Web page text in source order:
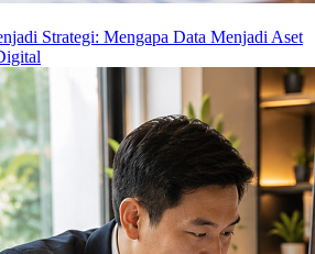
Strategi: Mengapa Data Menjadi Aset